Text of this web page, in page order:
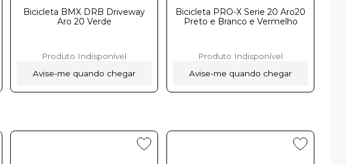
Bicicleta BMX DRB Driveway
Aro 20 Verde
Produto Indisponível
Avise-me quando chegar
Bicicleta PRO-X Serie 20 Aro20
Preto e Branco e Vermelho
Produto Indisponível
Avise-me quando chegar